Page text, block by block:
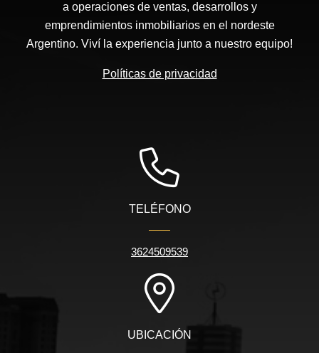
a operaciones de ventas, desarrollos y
emprendimientos inmobiliarios en el nordeste
Argentino. Viví la experiencia junto a nuestro equipo!
Políticas de privacidad
TELÉFONO
3624509539
UBICACIÓN